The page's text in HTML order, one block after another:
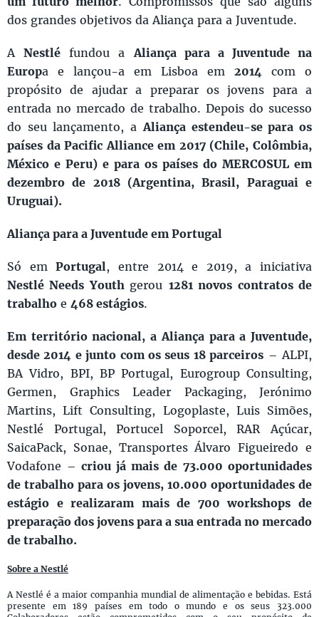
dos grandes objetivos da Aliança para a Juventude.
ANestlé fundou a Aliança para a Juventude na
Europa e lançou-a em Lisboa em 2014 com o
propósito de ajudar a preparar os jovens para a
entrada no mercado de trabalho. Depois do sucesso
do seu lançamento, a Aliança estendeu-se para os
países da Pacific Alliance em 2017 (Chile, Colômbia,
México e Peru) e para os países do MERCOSUL em
dezembro de 2018 (Argentina, Brasil, Paraguai e
Uruguai).
Aliança para a Juventude em Portugal
Só emPortugal, entre 2014 e 2019, a iniciativa
Nestlé Needs Youth gerou 1281 novos contratos de
trabalho e 468 estágios.
Em território nacional, a Aliança para a Juventude,
desde 2014 e junto com os seus 18 parceiros – ALPI,
BA Vidro, BPI, BP Portugal, Eurogroup Consulting,
Germen, Graphics Leader Packaging, Jerónimo
Martins, Lift Consulting, Logoplaste, Luis Simões,
Nestlé Portugal, Portucel Soporcel, RAR Açúcar,
SaicaPack, Sonae, Transportes Álvaro Figueiredo e
Vodafone – criou já mais de 73.000 oportunidades
de trabalho para os jovens, 10.000 oportunidades de
estágio e realizaram mais de 700 workshops de
preparação dos jovens para a sua entrada no mercado
de trabalho.
Sobre a Nestlé
A Nestlé é a maior companhia mundial de alimentação e bebidas. Está
presente em 189 países em todo o mundo e os seus 323.000